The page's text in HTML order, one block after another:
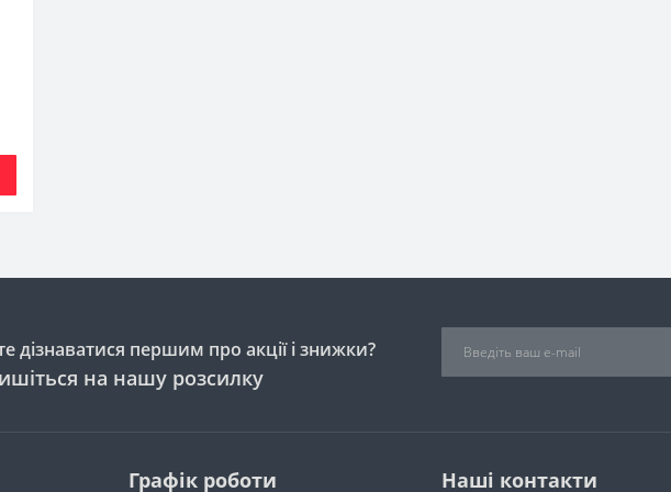
дізнаватися першим про акції і знижки?
на нашу розсилку
Графік роботи Наші контакти